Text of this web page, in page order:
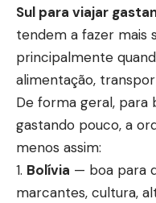
Sul para viajar
tendem a fazer mais
principalmente
alimentação,
De forma geral, para
gastando pouco, a
menos assim:
Bolívia — boa para
marcantes, cultura,